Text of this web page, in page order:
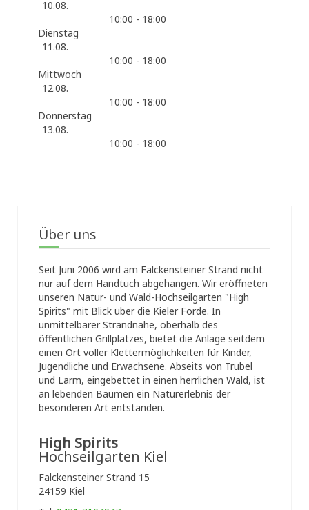
10.08.
10:00 - 18:00
Dienstag
11.08.
10:00 - 18:00
Mittwoch
12.08.
10:00 - 18:00
Donnerstag
13.08.
10:00 - 18:00
Über uns
Seit Juni 2006 wird am Falckensteiner Strand nicht
nur auf dem Handtuch abgehangen. Wir eröffneten
unseren Natur- und Wald-Hochseilgarten "High
Spirits" mit Blick über die Kieler Förde. In
unmittelbarer Strandnähe, oberhalb des
öffentlichen Grillplatzes, bietet die Anlage seitdem
einen Ort voller Klettermöglichkeiten für Kinder,
Jugendliche und Erwachsene. Abseits von Trubel
und Lärm, eingebettet in einen herrlichen Wald, ist
an lebenden Bäumen ein Naturerlebnis der
besonderen Art entstanden.
High Spirits
Hochseilgarten Kiel
Falckensteiner Strand 15
24159 Kiel